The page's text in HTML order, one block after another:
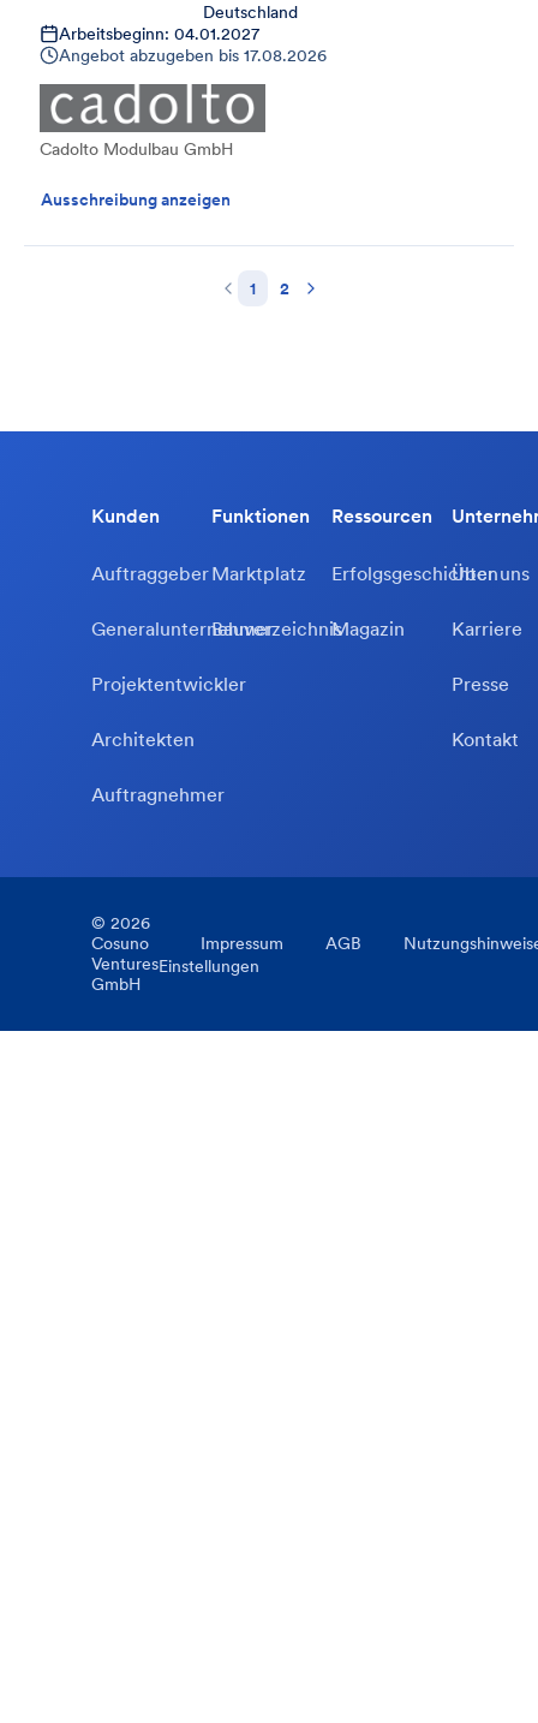
Deutschland
Arbeitsbeginn: 04.01.2027
Angebot abzugeben bis 17.08.2026
Cadolto Modulbau GmbH
Ausschreibung anzeigen
1 2
Kunden
Auftraggeber
Generalunternehmer
Projektentwickler
Architekten
Auftragnehmer
Funktionen
Marktplatz
Bauverzeichnis
Ressourcen
Erfolgsgeschichten
Magazin
Über uns
Karriere
Presse
Kontakt
© 2026
Cosuno
Ventures
GmbH
Impressum AGB
Einstellungen